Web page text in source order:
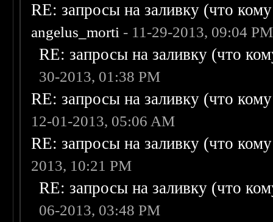
RE: запросы на заливку (что
angelus_morti - 11-29-2013, 09:04 PM
RE: запросы на заливку (что
30-2013, 01:38 PM
RE: запросы на заливку (что
12-01-2013, 05:06 AM
RE: запросы на заливку (что
2013, 10:21 PM
RE: запросы на заливку (что
06-2013, 03:48 PM